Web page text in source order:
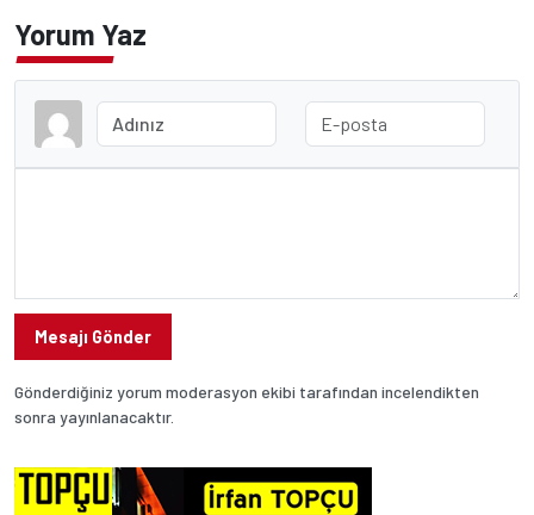
Yorum Yaz
Mesajı Gönder
Gönderdiğiniz yorum moderasyon ekibi tarafından incelendikten
sonra yayınlanacaktır.